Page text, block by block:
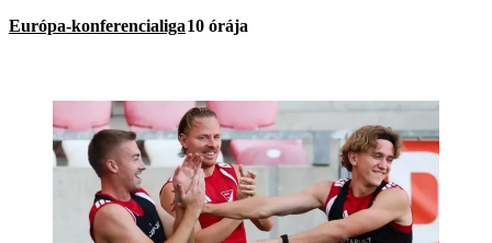
Európa-konferencialiga10 órája